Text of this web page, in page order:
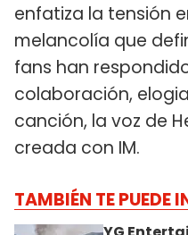
enfatiza la tensión
melancolía que
fans han
colaboración,
canción, la voz de
creada con IM.
TAMBIÉN TE PUEDE